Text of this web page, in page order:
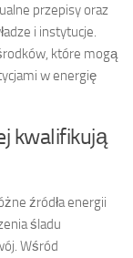
przepisy oraz
i instytucje.
które mogą
w energię
kwalifikują
źródła energii
śladu
Wśród